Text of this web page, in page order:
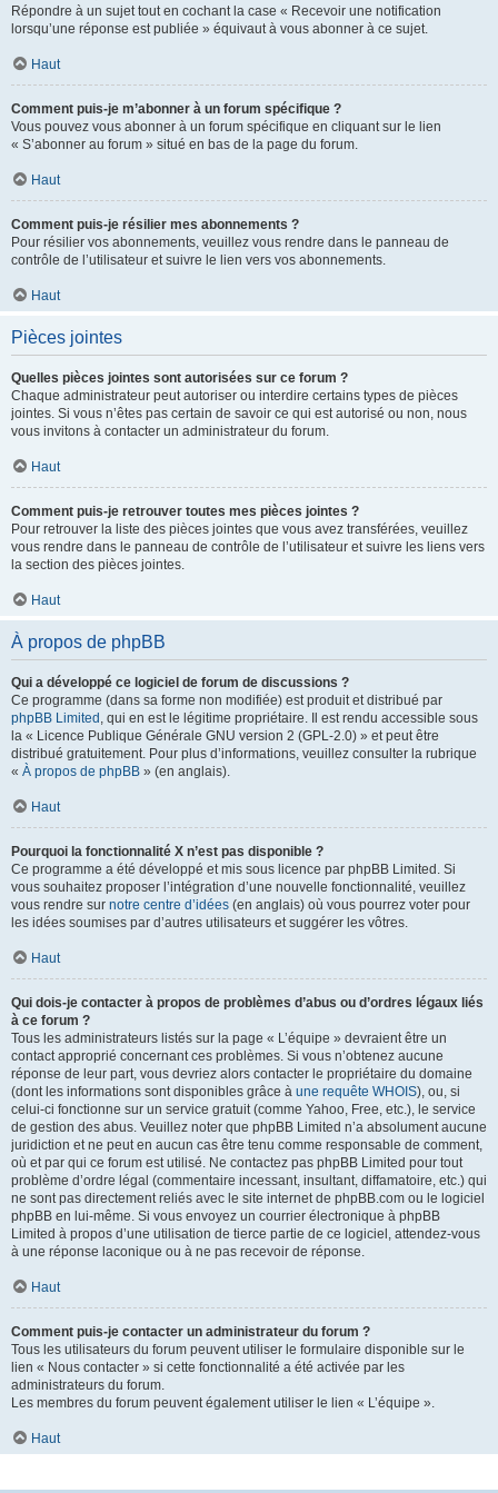
Répondre à un sujet tout en cochant la case « Recevoir une notification
lorsqu’une réponse est publiée » équivaut à vous abonner à ce sujet.
Haut
Comment puis-je m’abonner à un forum spécifique ?
Vous pouvez vous abonner à un forum spécifique en cliquant sur le lien
« S’abonner au forum » situé en bas de la page du forum.
Haut
Comment puis-je résilier mes abonnements ?
Pour résilier vos abonnements, veuillez vous rendre dans le panneau de
contrôle de l’utilisateur et suivre le lien vers vos abonnements.
Haut
Pièces jointes
Quelles pièces jointes sont autorisées sur ce forum ?
Chaque administrateur peut autoriser ou interdire certains types de pièces
jointes. Si vous n’êtes pas certain de savoir ce qui est autorisé ou non, nous
vous invitons à contacter un administrateur du forum.
Haut
Comment puis-je retrouver toutes mes pièces jointes ?
Pour retrouver la liste des pièces jointes que vous avez transférées, veuillez
vous rendre dans le panneau de contrôle de l’utilisateur et suivre les liens vers
la section des pièces jointes.
Haut
À propos de phpBB
Qui a développé ce logiciel de forum de discussions ?
Ce programme (dans sa forme non modifiée) est produit et distribué par
phpBB Limited , qui en est le légitime propriétaire. Il est rendu accessible sous
la « Licence Publique Générale GNU version 2 (GPL-2.0) » et peut être
distribué gratuitement. Pour plus d’informations, veuillez consulter la rubrique
« À propos de phpBB » (en anglais).
Haut
Pourquoi la fonctionnalité X n’est pas disponible ?
Ce programme a été développé et mis sous licence par phpBB Limited. Si
vous souhaitez proposer l’intégration d’une nouvelle fonctionnalité, veuillez
vous rendre sur notre centre d’idées (en anglais) où vous pourrez voter pour
les idées soumises par d’autres utilisateurs et suggérer les vôtres.
Haut
Qui dois-je contacter à propos de problèmes d’abus ou d’ordres légaux liés
à ce forum ?
Tous les administrateurs listés sur la page « L’équipe » devraient être un
contact approprié concernant ces problèmes. Si vous n’obtenez aucune
réponse de leur part, vous devriez alors contacter le propriétaire du domaine
(dont les informations sont disponibles grâce à une requête WHOIS), ou, si
celui-ci fonctionne sur un service gratuit (comme Yahoo, Free, etc.), le service
de gestion des abus. Veuillez noter que phpBB Limited n’a absolument aucune
juridiction et ne peut en aucun cas être tenu comme responsable de comment,
où et par qui ce forum est utilisé. Ne contactez pas phpBB Limited pour tout
problème d’ordre légal (commentaire incessant, insultant, diffamatoire, etc.) qui
ne sont pas directement reliés avec le site internet de phpBB.com ou le logiciel
phpBB en lui-même. Si vous envoyez un courrier électronique à phpBB
Limited à propos d’une utilisation de tierce partie de ce logiciel, attendez-vous
à une réponse laconique ou à ne pas recevoir de réponse.
Haut
Comment puis-je contacter un administrateur du forum ?
Tous les utilisateurs du forum peuvent utiliser le formulaire disponible sur le
lien « Nous contacter » si cette fonctionnalité a été activée par les
administrateurs du forum.
Les membres du forum peuvent également utiliser le lien « L’équipe ».
Haut